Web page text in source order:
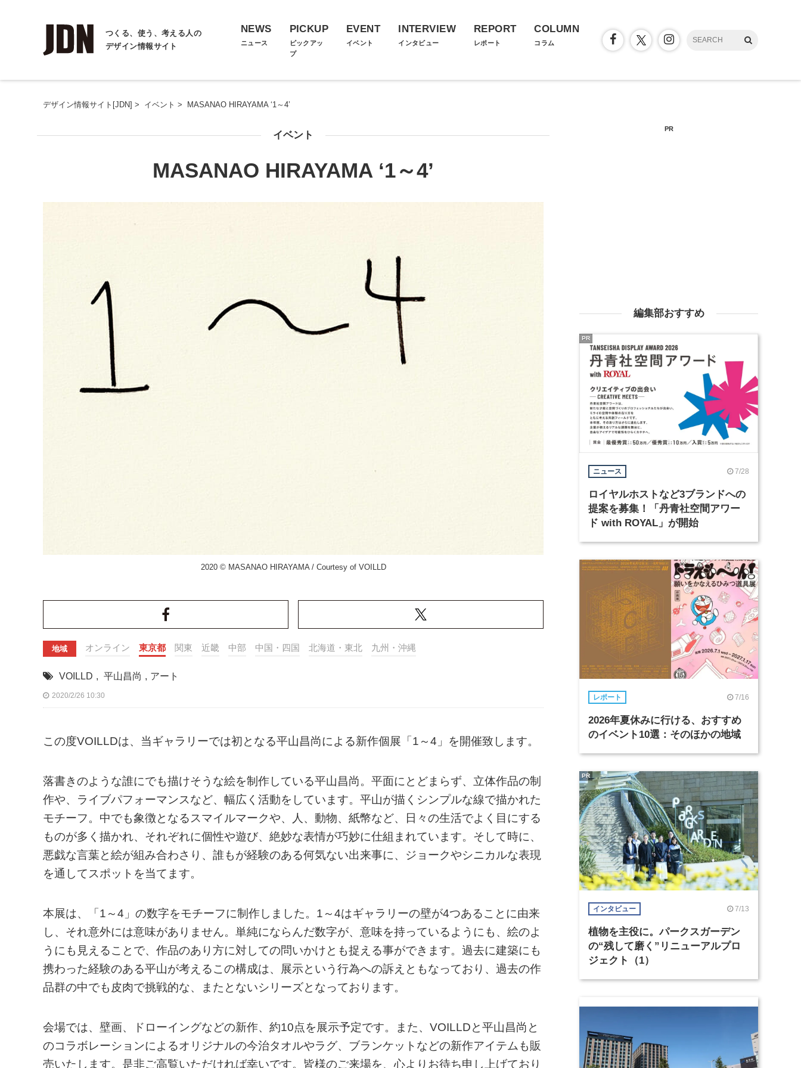
つくる、使う、考える人の
デザイン情報サイト
NEWS
ニュース
PICKUP
ピックアッ
プ
EVENT
イベント
INTERVIEW
インタビュー
REPORT
レポート
COLUMN
コラム
デザイン情報サイト[JDN] > イベント > MASANAO HIRAYAMA ‘1～4’
イベント
MASANAO HIRAYAMA ‘1～4’
2020 © MASANAO HIRAYAMA / Courtesy of VOILLD
地域 オンライン 東京都 関東 近畿 中部 中国・四国 北海道・東北 九州・沖縄
VOILLD , 平山昌尚 , アート
2020/2/26 10:30
この度VOILLDは、当ギャラリーでは初となる平山昌尚による新作個展「1～4」を開催致します。
落書きのような誰にでも描けそうな絵を制作している平山昌尚。平面にとどまらず、立体作品の制
作や、ライブパフォーマンスなど、幅広く活動をしています。平山が描くシンプルな線で描かれた
モチーフ。中でも象徴となるスマイルマークや、人、動物、紙幣など、日々の生活でよく目にする
ものが多く描かれ、それぞれに個性や遊び、絶妙な表情が巧妙に仕組まれています。そして時に、
悪戯な言葉と絵が組み合わさり、誰もが経験のある何気ない出来事に、ジョークやシニカルな表現
を通してスポットを当てます。
本展は、「1～4」の数字をモチーフに制作しました。1～4はギャラリーの壁が4つあることに由来
し、それ意外には意味がありません。単純にならんだ数字が、意味を持っているようにも、絵のよ
うにも見えることで、作品のあり方に対しての問いかけとも捉える事ができます。過去に建築にも
携わった経験のある平山が考えるこの構成は、展示という行為への訴えともなっており、過去の作
品群の中でも皮肉で挑戦的な、またとないシリーズとなっております。
会場では、壁画、ドローイングなどの新作、約10点を展示予定です。また、VOILLDと平山昌尚と
のコラボレーションによるオリジナルの今治タオルやラグ、ブランケットなどの新作アイテムも販
売いたします。是非ご高覧いただければ幸いです。皆様のご来場を、心よりお待ち申し上げており
PR
編集部おすすめ
ニュース 7/28
ロイヤルホストなど3ブランドへの
提案を募集！「丹青社空間アワー
ド with ROYAL」が開始
PR
レポート 7/16
2026年夏休みに行ける、おすすめ
のイベント10選：そのほかの地域
インタビュー 7/13
植物を主役に。パークスガーデン
の“残して磨く”リニューアルプロ
ジェクト（1）
PR